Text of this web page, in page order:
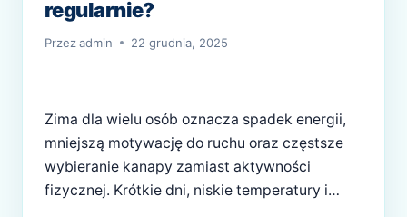
regularnie?
Przezadmin 22 grudnia, 2025
Zima dla wielu osób oznacza spadek energii,
mniejszą motywację do ruchu oraz częstsze
wybieranie kanapy zamiast aktywności
fizycznej. Krótkie dni, niskie temperatury i